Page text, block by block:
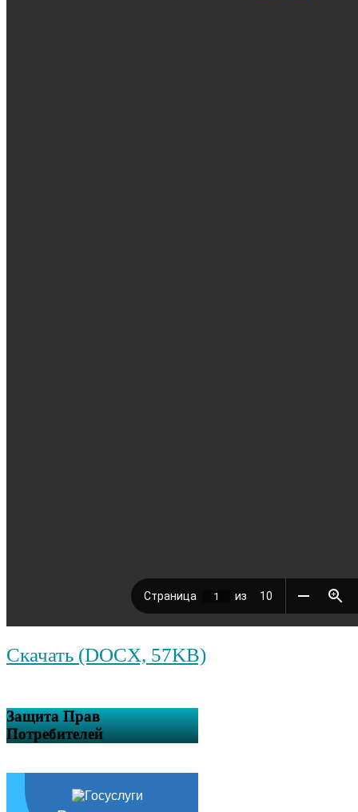
Скачать (DOCX, 57KB)
Защита Прав
Потребителей